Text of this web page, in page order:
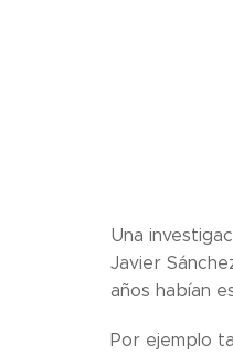
Una
Javier
años habían
Por ejemplo